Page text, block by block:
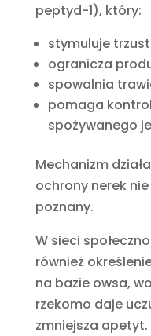
peptyd-1), który:
stymuluje
ogranicza
spowalnia
pomaga
spożywanego
Mechanizm
ochrony nerek
poznany.
W sieci
również
na bazie owsa,
rzekomo daje
zmniejsza